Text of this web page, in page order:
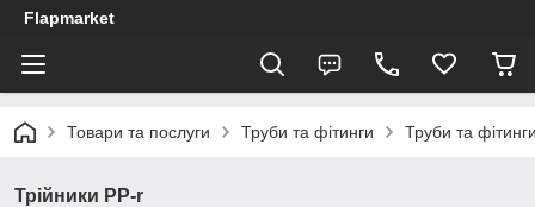
Flapmarket
Товари та послуги Труби та фітинги Труби та
Трійники PP-r